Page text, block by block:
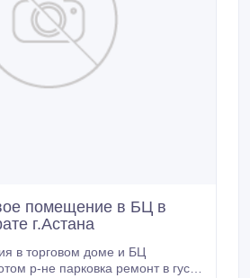
помещение в БЦ в
г.Астана
в торговом доме и БЦ
р-не парковка ремонт в густо